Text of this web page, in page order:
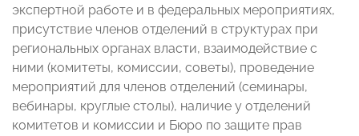
экспертной работе и в федеральных мероприятиях,
присутствие членов отделений в структурах при
региональных органах власти, взаимодействие с
ними (комитеты, комиссии, советы), проведение
мероприятий для членов отделений (семинары,
вебинары, круглые столы), наличие у отделений
комитетов и комиссии и Бюро по защите прав